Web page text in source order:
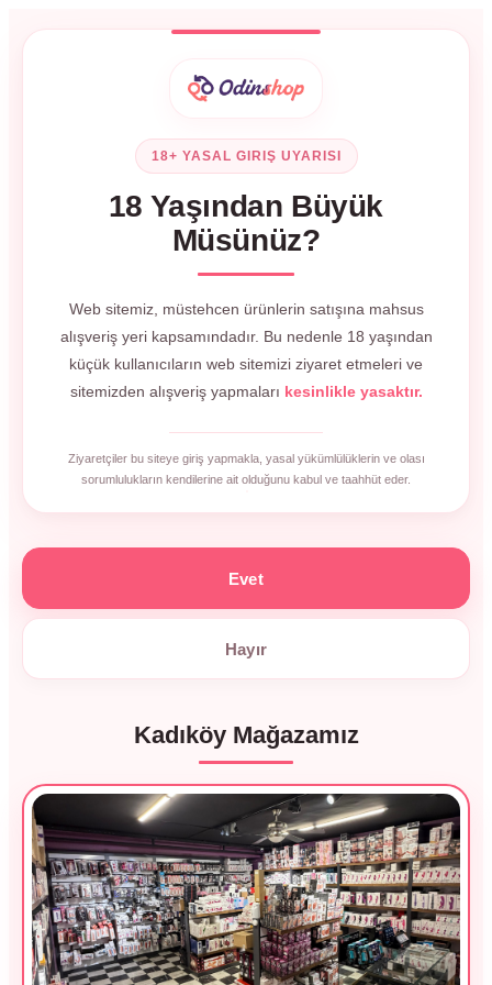
18+ YASAL GIRIŞ UYARISI
18 Yaşından Büyük
Müsünüz?
Web sitemiz, müstehcen ürünlerin satışına mahsus
alışveriş yeri kapsamındadır. Bu nedenle 18 yaşından
küçük kullanıcıların web sitemizi ziyaret etmeleri ve
sitemizden alışveriş yapmaları kesinlikle yasaktır.
Ziyaretçiler bu siteye giriş yapmakla, yasal yükümlülüklerin ve olası
sorumlulukların kendilerine ait olduğunu kabul ve taahhüt eder.
Kadıköy Mağazamız
Evet
Hayır